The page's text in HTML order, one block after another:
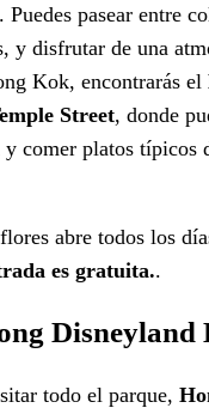
Puedes pasear entre
y disfrutar de una
Kok, encontrarás el
Street, donde
y comer platos típicos
abre todos los
es gratuita..
Disneyland
todo el parque,